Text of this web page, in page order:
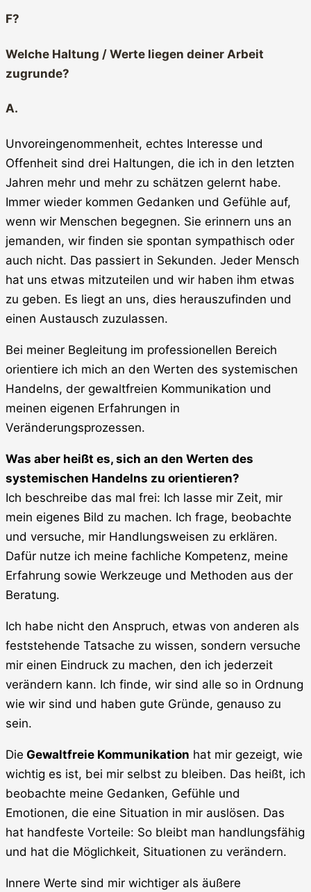
F?
Welche Haltung / Werte liegen deiner Arbeit
zugrunde?
A.
Unvoreingenommenheit, echtes Interesse und
Offenheit sind drei Haltungen, die ich in den letzten
Jahren mehr und mehr zu schätzen gelernt habe.
Immer wieder kommen Gedanken und Gefühle auf,
wenn wir Menschen begegnen. Sie erinnern uns an
jemanden, wir finden sie spontan sympathisch oder
auch nicht. Das passiert in Sekunden. Jeder Mensch
hat uns etwas mitzuteilen und wir haben ihm etwas
zu geben. Es liegt an uns, dies herauszufinden und
einen Austausch zuzulassen.
Bei meiner Begleitung im professionellen Bereich
orientiere ich mich an den Werten des systemischen
Handelns, der gewaltfreien Kommunikation und
meinen eigenen Erfahrungen in
Veränderungsprozessen.
Was aber heißt es, sich an den Werten des
systemischen Handelns zu orientieren?
Ich beschreibe das mal frei: Ich lasse mir Zeit, mir
mein eigenes Bild zu machen. Ich frage, beobachte
und versuche, mir Handlungsweisen zu erklären.
Dafür nutze ich meine fachliche Kompetenz, meine
Erfahrung sowie Werkzeuge und Methoden aus der
Beratung.
Ich habe nicht den Anspruch, etwas von anderen als
feststehende Tatsache zu wissen, sondern versuche
mir einen Eindruck zu machen, den ich jederzeit
verändern kann. Ich finde, wir sind alle so in Ordnung
wie wir sind und haben gute Gründe, genauso zu
sein.
Die Gewaltfreie Kommunikation hat mir gezeigt, wie
wichtig es ist, bei mir selbst zu bleiben. Das heißt, ich
beobachte meine Gedanken, Gefühle und
Emotionen, die eine Situation in mir auslösen. Das
hat handfeste Vorteile: So bleibt man handlungsfähig
und hat die Möglichkeit, Situationen zu verändern.
Innere Werte sind mir wichtiger als äußere